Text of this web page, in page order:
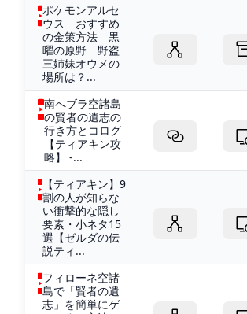
ポケモンアルセ
ウス おすすめ
の金策方法 黒
曜の原野 野盗
三姉妹オウメの
場所は？...
南へブラ空諸島
の賢者の遺志の
行き方とコログ
【ティアキン攻
略】 -...
【ティアキン】9
割の人が知らな
い衝撃的な隠し
要素・小ネタ15
選【ゼルダの伝
説ティ...
フィローネ空諸
島で「賢者の遺
志」を簡単にゲ